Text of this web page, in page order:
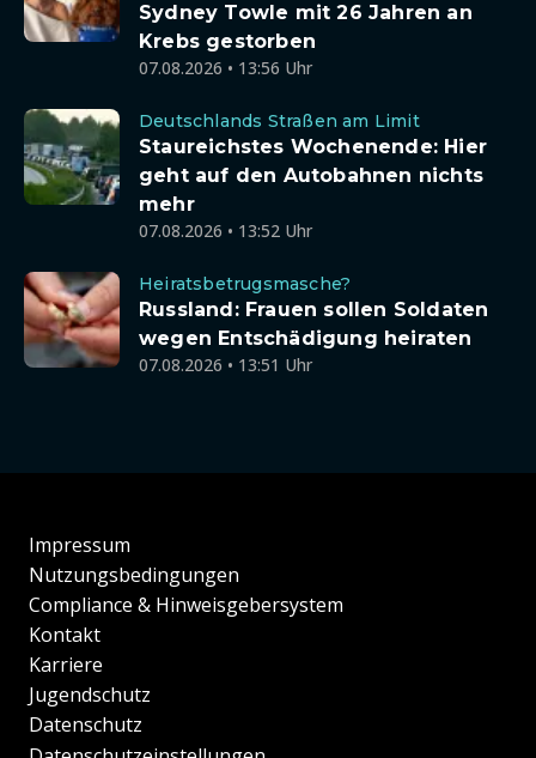
Sydney Towle mit 26 Jahren an
Krebs gestorben
07.08.2026 • 13:56 Uhr
Deutschlands Straßen am Limit
Staureichstes Wochenende: Hier
geht auf den Autobahnen nichts
mehr
07.08.2026 • 13:52 Uhr
Heiratsbetrugsmasche?
Russland: Frauen sollen Soldaten
wegen Entschädigung heiraten
07.08.2026 • 13:51 Uhr
Impressum
Nutzungsbedingungen
Compliance & Hinweisgebersystem
Kontakt
Karriere
Jugendschutz
Datenschutz